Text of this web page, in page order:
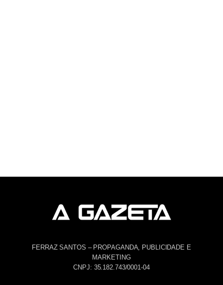
FERRAZ SANTOS – PROPAGANDA, PUBLICIDADE E
MARKETING
CNPJ: 35.182.743/0001-04